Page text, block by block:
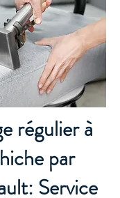
régulier à
par
Service